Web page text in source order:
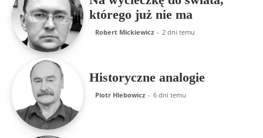
którego już nie ma
Robert Mickiewicz - 2 dni temu
Historyczne analogie
Piotr Hlebowicz - 6 dni temu